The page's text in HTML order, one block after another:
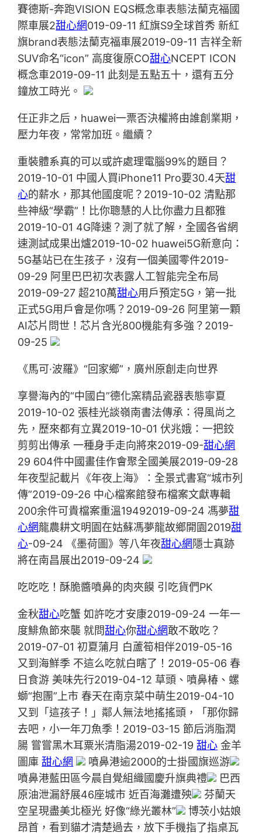
賽德斯-奔跑VISION EQS概念車表態法蘭克福國
際車展2甜心網019-09-11 紅旗S9全球首秀 新紅
旗brand表態法蘭克福車展2019-09-11 吉祥全新
SUV命名“icon” 高度復原CO甜心NCEPT ICON
概念車2019-09-11 此刻是五點五十，還有五分
鐘放工時光。
任正非之后，huawei一票否決權將由誰創業期，
壓力年夜，常常加班。繼續？
重裝體系真的可以或許處理電腦99%的題目？
2019-10-01 中國人買iPhone11 Pro要30.4天甜
心的薪水，那其他國度呢？2019-10-02 清點那
些神級“學霸”！比你聰慧的人比你盡力且都雅
2019-10-01 4G降速？測了就了解，全國各省網
速測試成果出爐2019-10-02 huawei5G新意向：
5G基站已在生孩子，沒有一個美國零件2019-
09-29 阿里巴巴初次表露人工智能完全布局
2019-09-27 超210萬甜心用戶預定5G，第一批
正式5G用戶會是你嗎？2019-09-26 阿里第一顆
AI芯片問世！芯片含光800機能有多強？2019-
09-25
《馬可·波羅》“回家鄉”，廣州原創走向世界
享譽海內的“中國白”德化窯精品瓷器表態寧夏
2019-10-02 張桂光談嶺南書法傳承：得風尚之
先，歷來都有立異2019-10-01 伏兆娥：一把鉸
剪剪出傳承 一種身手走向將來2019-09-甜心網
29 604件中國畫佳作會聚全國美展2019-09-28
年夜型記載片《年夜上海》：全景式書寫“城市列
傳”2019-09-26 中心檔案館發布檔案文獻專輯
200余件可貴檔案重溫19492019-09-24 馮夢甜
心網龍農耕文明園在姑蘇馮夢龍故鄉開園2019甜
心-09-24 《墨荷圖》等八年夜甜心網 隱士真跡
將在南昌展出2019-09-24
吃吃吃！酥脆醬噴鼻的肉夾饃 引吃貨們PK
金秋甜心吃蟹 如許吃才安康2019-09-24 一年一
度鯡魚節來襲 就問甜心你甜心網敢不敢吃？
2019-07-01 初夏蒲月 白蘆筍相伴2019-05-16
又到海鮮季 不這么吃就白瞎了！2019-05-06 春
日食游 美味先行2019-04-12 草頭、噴鼻椿、螺
螄“抱團”上市 春天在南京菜中萌生2019-04-10
又到「這孩子！」鄰人無法地搖搖頭，「那你歸
去吧，小一年刀魚季！2019-03-15 節后消脂潤
腸 嘗嘗黑木耳粟米清脂湯2019-02-19甜心 金羊
圖庫甜心網
噴鼻港逾2000的士掛國旗巡游
噴鼻港藍田區今晨自覺組織國慶升旗典禮
巴西
原油泄漏舒展46座城市 近百海灘遭殃
芬蘭天
空呈現盡美北極光 好像“綠光叢林”
博茨小姑娘
昂首，看到貓才清楚過去，放下手機指了指桌瓦